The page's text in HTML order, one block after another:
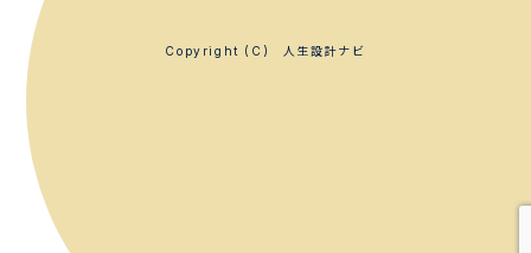
Copyright (C) 人生設計ナビ